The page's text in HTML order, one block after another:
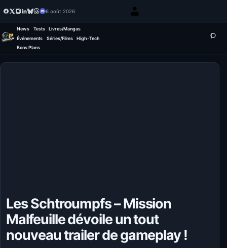
6 août 2026
News Tests
Livres/Mangas
Événements
Séries/Films
High-Tech
Bons Plans
Les Schtroumpfs – Mission
Malfeuille dévoile un tout
nouveau trailer de gameplay !